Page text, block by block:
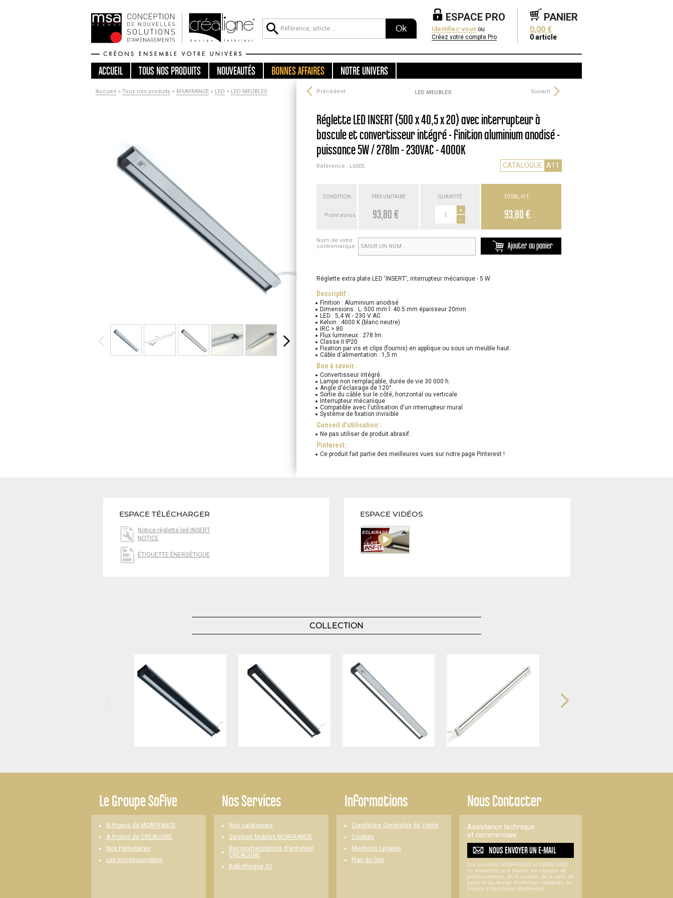
Ok
ESPACE PRO
Identifiez-vous ou
Créez votre compte Pro
PANIER
0,00 €
0article
ACCUEIL TOUSNOS PRODUITS NOUVEAUTÉS BONNES AFFAIRES NOTRE UNIVERS
Accueil > Tous nos produits> MSAFRANCE> LED > LED MEUBLES Précédent LED MEUBLES Suivant
Réglette LED INSERT (500 x 40,5 x 20) avec interrupteur à
bascule et convertisseur intégré - finition aluminium anodisé -
puissance 5W / 278lm - 230VAC - 4000K
Référence : L6005 CATALOGUE A11
CONDITION
Point euros
PRIX UNITAIRE
93,80 €
QUANTITÉ
+
-
TOTAL H.T.
93,80 €
Nom de votre
contremarque
:
Ajouter au panier
Réglette extra plate LED 'INSERT', interrupteur mécanique - 5 W
Descriptif :
Finition : Aluminium anodisé
Dimensions : L. 500 mm l. 40.5 mm épaisseur 20mm
LED : 5,4 W - 230 V AC
Kelvin : 4000 K (blanc neutre)
IRC > 80
Flux lumineux : 278 lm
Classe II IP20
Fixation par vis et clips (fournis) en applique ou sous un meuble haut.
Câble d'alimentation : 1,5 m
Bon à savoir :
Convertisseur intégré.
Lampe non remplaçable, durée de vie 30 000 h.
Angle d'éclairage de 120°.
Sortie du câble sur le côté, horizontal ou verticale
Interrupteur mécanique
Compatible avec l'utilisation d'un interrupteur mural
Système de fixation invisible
Conseil d'utilisation :
Ne pas utiliser de produit abrasif.
Pinterest :
Ce produit fait partie des meilleures vues sur notre page Pinterest !
ESPACE TÉLÉCHARGER
Notice réglette led INSERT
NOTICE
ÉTIQUETTE ÉNERGÉTIQUE
ESPACE VIDÉOS
COLLECTION
LeGroupe Sofive
A Propos de MSAFRANCE
A Propos de CREALIGNE
Nos Partenaires
Les Incontournables
Nos Services
Nos catalogues
Services Mobiles MSAFRANCE
Recommandations d'entretien
CREALIGNE
Bibliothèque 3D
Informations
Conditions Générales de Vente
Cookies
Mentions Légales
Plan du Site
Nous Contacter
Assistance technique
et commerciale
NOUS ENVOYER UNE-MAIL
Les sociétés MSAFRANCE et CREALIGNE
ne travaillent qu'à travers les réseaux de
professionnels, de la cuisine, de la salle de
bains et du design d'intérieur, implantés en
France et territoires d’outre-mer.